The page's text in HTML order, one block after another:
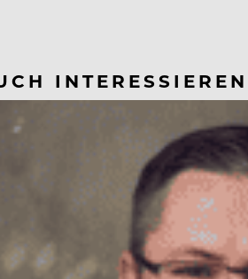
INTERESSIEREN